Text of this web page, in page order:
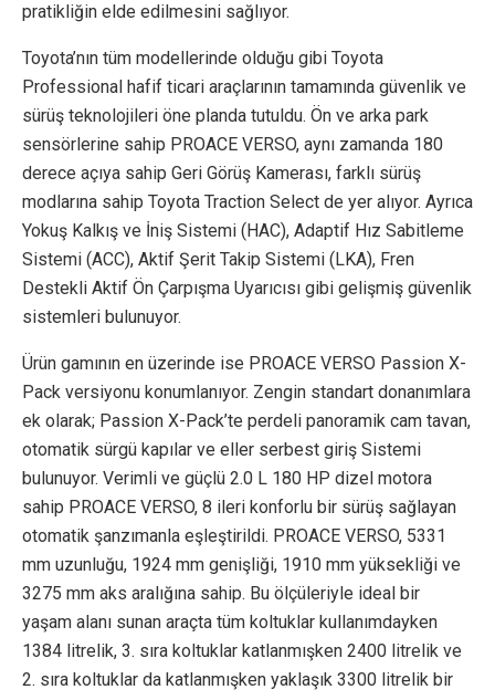
pratikliğin elde edilmesini sağlıyor.
Toyota’nın tüm modellerinde olduğu gibi Toyota
Professional hafif ticari araçlarının tamamında güvenlik ve
sürüş teknolojileri öne planda tutuldu. Ön ve arka park
sensörlerine sahip PROACE VERSO, aynı zamanda 180
derece açıya sahip Geri Görüş Kamerası, farklı sürüş
modlarına sahip Toyota Traction Select de yer alıyor. Ayrıca
Yokuş Kalkış ve İniş Sistemi (HAC), Adaptif Hız Sabitleme
Sistemi (ACC), Aktif Şerit Takip Sistemi (LKA), Fren
Destekli Aktif Ön Çarpışma Uyarıcısı gibi gelişmiş güvenlik
sistemleri bulunuyor.
Ürün gamının en üzerinde ise PROACE VERSO Passion X-
Pack versiyonu konumlanıyor. Zengin standart donanımlara
ek olarak; Passion X-Pack’te perdeli panoramik cam tavan,
otomatik sürgü kapılar ve eller serbest giriş Sistemi
bulunuyor. Verimli ve güçlü 2.0 L 180 HP dizel motora
sahip PROACE VERSO, 8 ileri konforlu bir sürüş sağlayan
otomatik şanzımanla eşleştirildi. PROACE VERSO, 5331
mm uzunluğu, 1924 mm genişliği, 1910 mm yüksekliği ve
3275 mm aks aralığına sahip. Bu ölçüleriyle ideal bir
yaşam alanı sunan araçta tüm koltuklar kullanımdayken
1384 litrelik, 3. sıra koltuklar katlanmışken 2400 litrelik ve
2. sıra koltuklar da katlanmışken yaklaşık 3300 litrelik bir